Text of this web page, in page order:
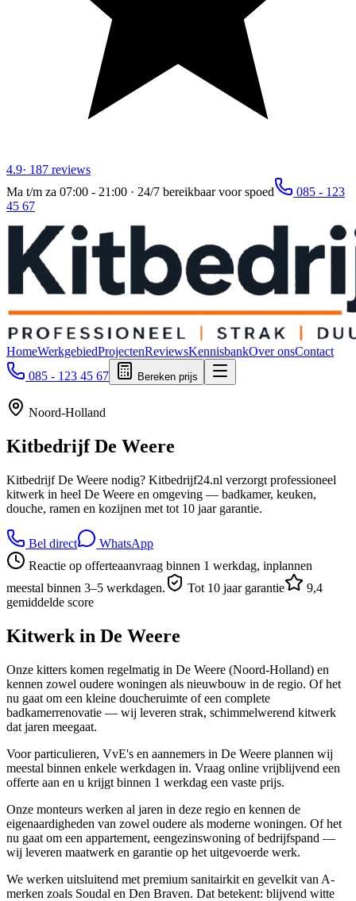
4.9· 187 reviews
Ma t/m za 07:00 - 21:00 · 24/7 bereikbaar voor spoed
085 - 123
45 67
HomeWerkgebiedProjectenReviewsKennisbankOver onsContact
085 - 123 45 67
Bereken prijs
Noord-Holland
KitbedrijfDe Weere
Kitbedrijf De Weere nodig? Kitbedrijf24.nl verzorgt professioneel
kitwerk in heel De Weere en omgeving — badkamer, keuken,
douche, ramen en kozijnen met tot 10 jaar garantie.
Bel direct
WhatsApp
Reactie op offerteaanvraag binnen 1 werkdag, inplannen
meestal binnen 3–5 werkdagen.
Tot 10 jaar garantie
9,4
gemiddelde score
Kitwerk in De Weere
Onze kitters komen regelmatig in De Weere (Noord-Holland) en
kennen zowel oudere woningen als nieuwbouw in de regio. Of het
nu gaat om een kleine doucheruimte of een complete
badkamerrenovatie — wij leveren strak, schimmelwerend kitwerk
dat jaren meegaat.
Voor particulieren, VvE's en aannemers in De Weere plannen wij
meestal binnen enkele werkdagen in. Vraag online vrijblijvend een
offerte aan en u krijgt binnen 1 werkdag een vaste prijs.
Onze monteurs werken al jaren in deze regio en kennen de
eigenaardigheden van zowel oudere als moderne woningen. Of het
nu gaat om een appartement, eengezinswoning of bedrijfspand —
wij leveren maatwerk en garantie op het uitgevoerde werk.
We werken uitsluitend met premium sanitairkit en gevelkit van A-
merken zoals Soudal en Den Braven. Dat betekent: blijvend witte